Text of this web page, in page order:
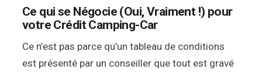
Ce qui se Négocie (Oui, Vraiment !) pour
votre Crédit Camping-Car
Ce n’est pas parce qu’un tableau de conditions
est présenté par un conseiller que tout est gravé